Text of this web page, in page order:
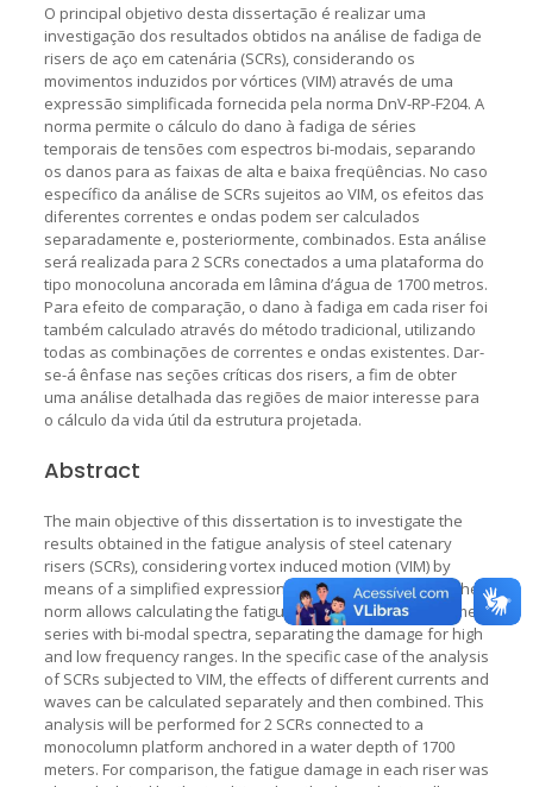
O principal objetivo desta dissertação é realizar uma
investigação dos resultados obtidos na análise de fadiga de
risers de aço em catenária (SCRs), considerando os
movimentos induzidos por vórtices (VIM) através de uma
expressão simplificada fornecida pela norma DnV-RP-F204. A
norma permite o cálculo do dano à fadiga de séries
temporais de tensões com espectros bi-modais, separando
os danos para as faixas de alta e baixa freqüências. No caso
específico da análise de SCRs sujeitos ao VIM, os efeitos das
diferentes correntes e ondas podem ser calculados
separadamente e, posteriormente, combinados. Esta análise
será realizada para 2 SCRs conectados a uma plataforma do
tipo monocoluna ancorada em lâmina d’água de 1700 metros.
Para efeito de comparação, o dano à fadiga em cada riser foi
também calculado através do método tradicional, utilizando
todas as combinações de correntes e ondas existentes. Dar-
se-á ênfase nas seções críticas dos risers, a fim de obter
uma análise detalhada das regiões de maior interesse para
o cálculo da vida útil da estrutura projetada.
Abstract
The main objective of this dissertation is to investigate the
results obtained in the fatigue analysis of steel catenary
risers (SCRs), considering vortex induced motion (VIM) by
means of a simplified expression given by DNV-RP-F204. The
norm allows calculating the fatigue damage of tensions time
series with bi-modal spectra, separating the damage for high
and low frequency ranges. In the specific case of the analysis
of SCRs subjected to VIM, the effects of different currents and
waves can be calculated separately and then combined. This
analysis will be performed for 2 SCRs connected to a
monocolumn platform anchored in a water depth of 1700
meters. For comparison, the fatigue damage in each riser was